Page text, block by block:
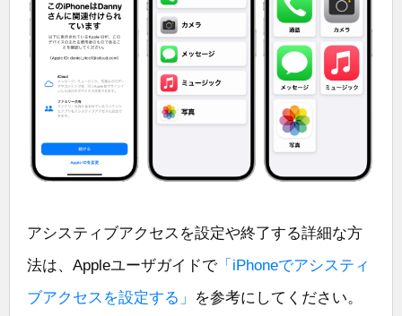
アシスティブアクセスを設定や終了する詳細な方
法は、Appleユーザガイドで 「iPhoneでアシスティ
ブアクセスを設定する」
を参考にしてください。